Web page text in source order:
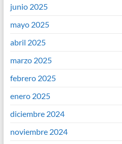
junio 2025
mayo 2025
abril 2025
marzo 2025
febrero 2025
enero 2025
diciembre 2024
noviembre 2024